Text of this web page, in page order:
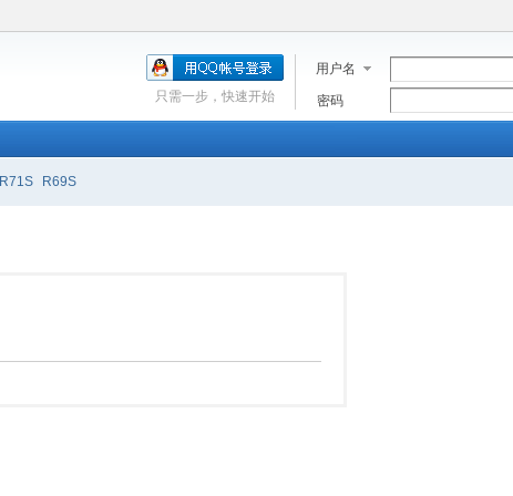
用户名
密码
只需一步，快速开始
R71S R69S